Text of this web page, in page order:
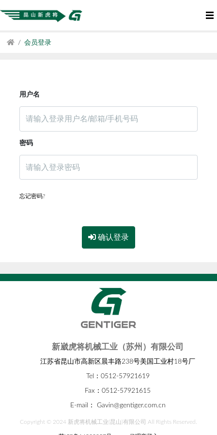
会员登录
用户名
密码
忘记密码?
确认登录
新崴虎将机械工业（苏州）有限公司
江苏省昆山市高新区晨丰路238号美国工业村18号厂
Tel：0512-57921619
Fax：0512-57921615
E-mail： Gavin@gentiger.com.cn
Copyright © 2024 新虎将机械工业(昆山)有限公司 All Rights Reserved.